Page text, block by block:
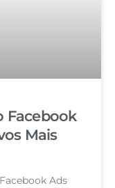
Facebook
Mais
Ads